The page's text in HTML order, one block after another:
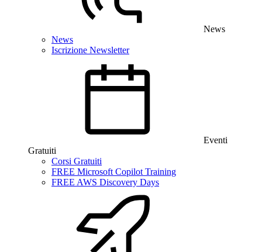
News
News
Iscrizione Newsletter
Eventi
Gratuiti
Corsi Gratuiti
FREE Microsoft Copilot Training
FREE AWS Discovery Days